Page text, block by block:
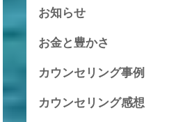
お知らせ
お金と豊かさ
カウンセリング事例
カウンセリング感想